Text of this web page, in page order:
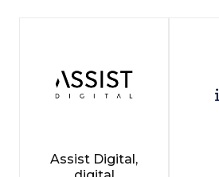
Assist Digital,